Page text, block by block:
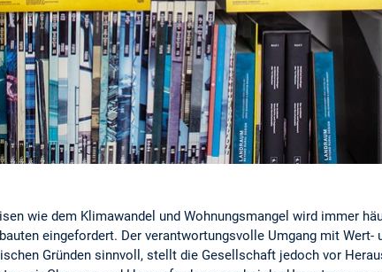
wie dem Klimawandel und Wohnungsmangel wird immer
eingefordert. Der verantwortungsvolle Umgang mit Wert-
Gründen sinnvoll, stellt die Gesellschaft jedoch vor